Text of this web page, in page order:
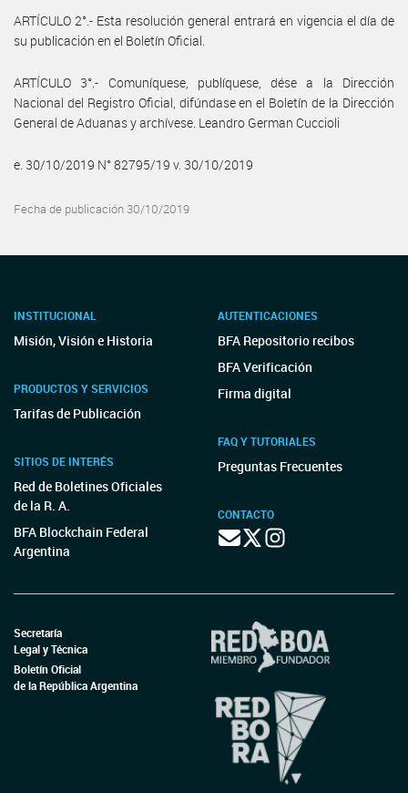
ARTÍCULO 2°.- Esta resolución general entrará en vigencia el día de
su publicación en el Boletín Oficial.
ARTÍCULO 3°.- Comuníquese, publíquese, dése a la Dirección
Nacional del Registro Oficial, difúndase en el Boletín de la Dirección
General de Aduanas y archívese. Leandro German Cuccioli
e. 30/10/2019 N° 82795/19 v. 30/10/2019
Fecha de publicación 30/10/2019
INSTITUCIONAL
Misión, Visión e Historia
PRODUCTOS Y SERVICIOS
Tarifas de Publicación
SITIOS DE INTERÉS
Red de Boletines Oficiales
de la R. A.
BFA Blockchain Federal
Argentina
AUTENTICACIONES
BFA Repositorio recibos
BFA Verificación
Firma digital
FAQ Y TUTORIALES
Preguntas Frecuentes
CONTACTO
Secretaría
Legal y Técnica
Boletín Oficial
de la República Argentina